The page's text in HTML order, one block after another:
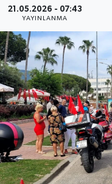
21.05.2026 - 07:43
YAYINLANMA